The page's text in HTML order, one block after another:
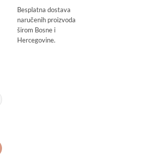
količina
Besplatna dostava
naručenih proizvoda
širom Bosne i
Hercegovine.